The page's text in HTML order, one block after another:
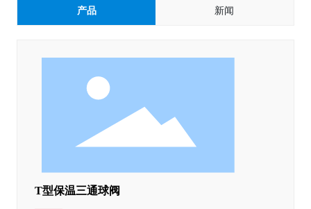
产品 新闻
T型保温三通球阀